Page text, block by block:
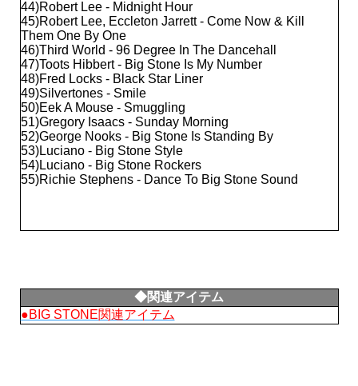
44)Robert Lee - Midnight Hour
45)Robert Lee, Eccleton Jarrett - Come Now & Kill
Them One By One
46)Third World - 96 Degree In The Dancehall
47)Toots Hibbert - Big Stone Is My Number
48)Fred Locks - Black Star Liner
49)Silvertones - Smile
50)Eek A Mouse - Smuggling
51)Gregory Isaacs - Sunday Morning
52)George Nooks - Big Stone Is Standing By
53)Luciano - Big Stone Style
54)Luciano - Big Stone Rockers
55)Richie Stephens - Dance To Big Stone Sound
◆関連アイテム
●BIG STONE関連アイテム